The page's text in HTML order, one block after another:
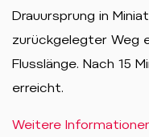
Drauursprung in
zurückgelegter Weg
Flusslänge. Nach 15
erreicht.
Weitere